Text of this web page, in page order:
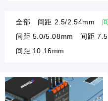
全部 间距 2.5/2.54mm
间距 5.0/5.08mm
间距
间距 10.16mm